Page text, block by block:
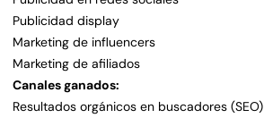
Publicidad display
Marketing de influencers
Marketing de afiliados
Canales ganados:
Resultados orgánicos en buscadores (SEO)